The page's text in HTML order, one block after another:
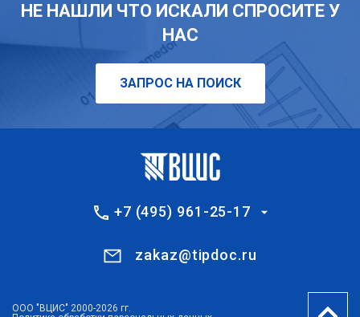
НЕ НАШЛИ ЧТО ИСКАЛИ СПРОСИТЕ У
НАС
ЗАПРОС НА ПОИСК
+7 (495) 961-25-17
zakaz@tipdoc.ru
ООО "ВЦИС" 2000-2026 гг.